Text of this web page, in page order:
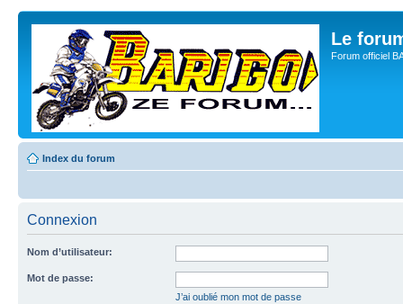
Le
Forum officiel
Index du forum
Connexion
Nom d’utilisateur:
Mot de passe:
J’ai oublié mon mot de passe